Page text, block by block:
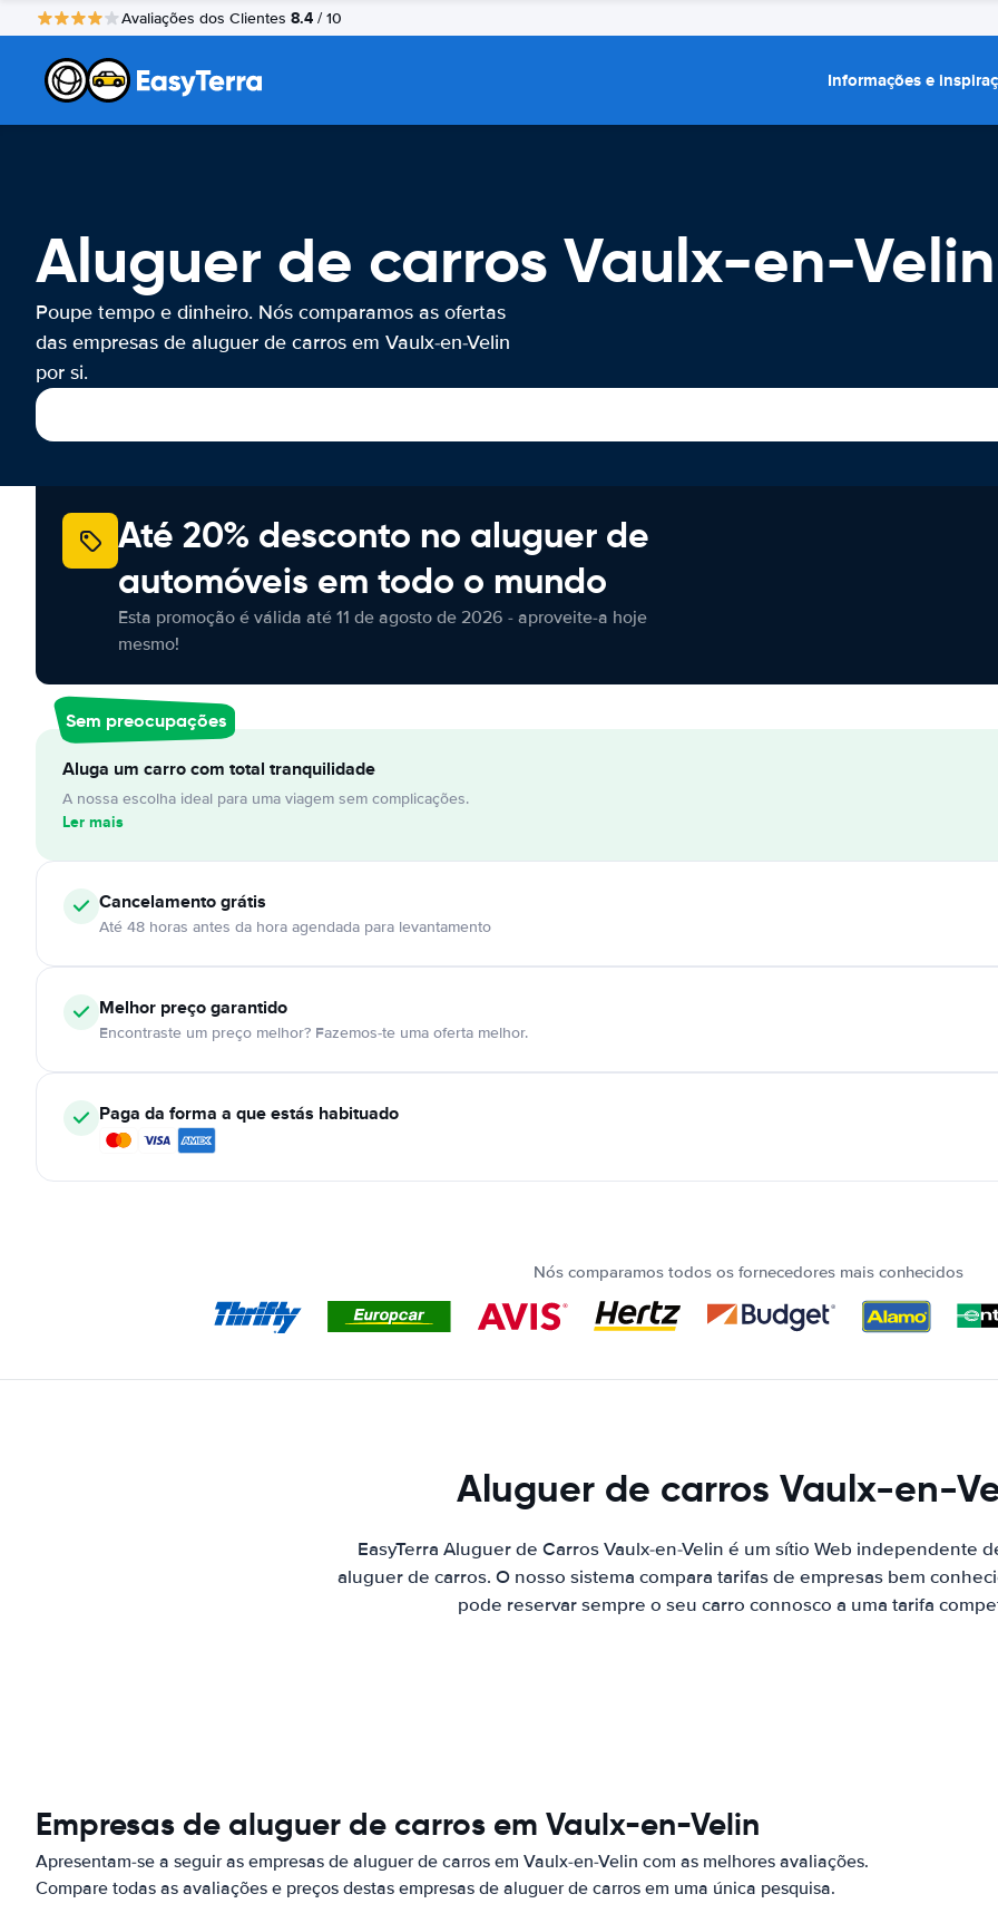
Avaliações dos Clientes 8.4 / 10
Informações e
Aluguer de carros Vaulx-en-Velin
Poupe tempo e dinheiro. Nós comparamos as ofertas
das empresas de aluguer de carros em Vaulx-en-Velin
por si.
Até 20% desconto no aluguer de
automóveis em todo o mundo
Esta promoção é válida até 11 de agosto de 2026 - aproveite-a hoje
mesmo!
Sem preocupações
Aluga um carro com total tranquilidade
A nossa escolha ideal para uma viagem sem complicações.
Ler mais
Cancelamentográtis
Até 48 horas antes da hora agendada para levantamento
Melhor preço garantido
Encontraste um preço melhor? Fazemos-te uma oferta melhor.
Paga da forma a que estás habituado
Nós comparamos todos os fornecedores mais conhecidos
Aluguer de carros Vaulx-en-
EasyTerra Aluguer de Carros Vaulx-en-Velin é um sítio Web independente
aluguer de carros. O nosso sistema compara tarifas de empresas bem
pode reservar sempre o seu carro connosco a uma tarifa
Empresas de aluguer de carros em Vaulx-en-Velin
Apresentam-se a seguir as empresas de aluguer de carros em Vaulx-en-Velin com as melhores avaliações.
Compare todas as avaliações e preços destas empresas de aluguer de carros em uma única pesquisa.